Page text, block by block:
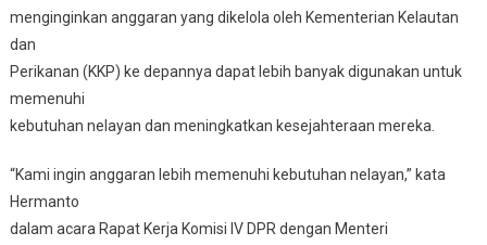
menginginkan anggaran yang dikelola oleh Kementerian Kelautan
dan
Perikanan (KKP) ke depannya dapat lebih banyak digunakan untuk
memenuhi
kebutuhan nelayan dan meningkatkan kesejahteraan mereka.
“Kami ingin anggaran lebih memenuhi kebutuhan nelayan,” kata
Hermanto
dalam acara Rapat Kerja Komisi IV DPR dengan Menteri